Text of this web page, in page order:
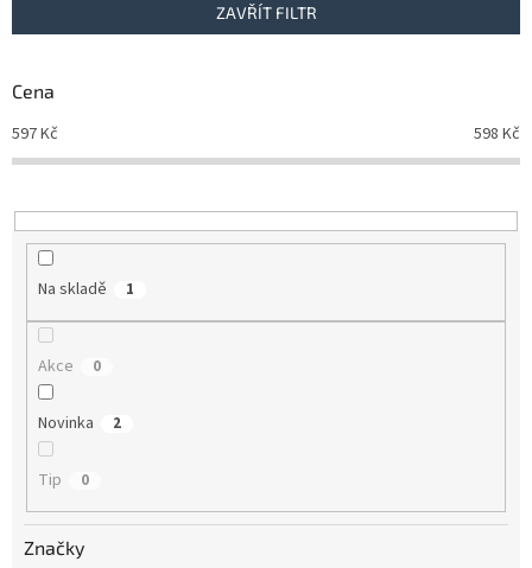
í
r
o
d
u
t
ů
ZAVŘÍT FILTR
Cena
597Kč 598 Kč
Na skladě 1
Akce 0
Novinka 2
Tip 0
Značky